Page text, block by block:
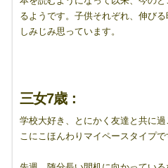
るようです。子供それぞれ、伸び
しみじみ思っています。
三女7歳：
学校大好き、とにかく友達と共に
こにこほんわりマイペースタイプで